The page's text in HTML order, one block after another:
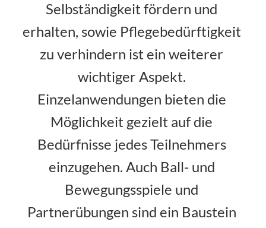
Selbständigkeit fördern und
erhalten, sowie Pflegebedürftigkeit
zu verhindern ist ein weiterer
wichtiger Aspekt.
Einzelanwendungen bieten die
Möglichkeit gezielt auf die
Bedürfnisse jedes Teilnehmers
einzugehen. Auch Ball- und
Bewegungsspiele und
Partnerübungen sind ein Baustein